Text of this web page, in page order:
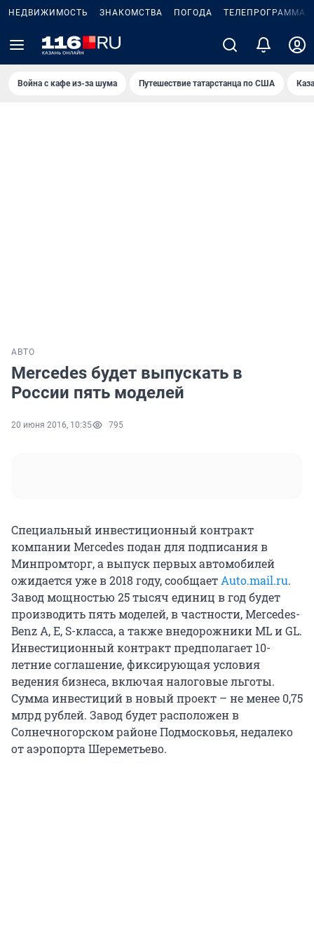
НЕДВИЖИМОСТЬ ЗНАКОМСТВА ПОГОДА ТЕЛЕПРОГРАММА
Война с кафе из-за шума Путешествие татарстанца по США
АВТО
Mercedes будет выпускать в
России пять моделей
20 июня 2016, 10:35 795
Специальный инвестиционный контракт
компании Mercedes подан для подписания в
Минпромторг, а выпуск первых автомобилей
ожидается уже в 2018 году, сообщает Аuto.mail.ru.
Завод мощностью 25 тысяч единиц в год будет
производить пять моделей, в частности, Mercedes-
Benz A, E, S-класса, а также внедорожники ML и GL.
Инвестиционный контракт предполагает 10-
летние соглашение, фиксирующая условия
ведения бизнеса, включая налоговые льготы.
Сумма инвестиций в новый проект – не менее 0,75
млрд рублей. Завод будет расположен в
Солнечногорском районе Подмосковья, недалеко
от аэропорта Шереметьево.